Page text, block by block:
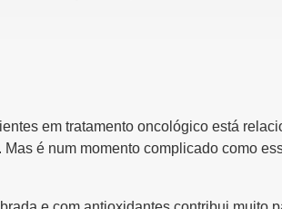
em tratamento oncológico está
é num momento complicado como